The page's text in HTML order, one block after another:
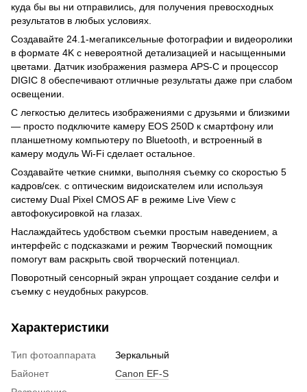
куда бы вы ни отправились, для получения превосходных
результатов в любых условиях.
Создавайте 24.1-мегапиксельные фотографии и видеоролики
в формате 4K с невероятной детализацией и насыщенными
цветами. Датчик изображения размера APS-C и процессор
DIGIC 8 обеспечивают отличные результаты даже при слабом
освещении.
С легкостью делитесь изображениями с друзьями и близкими
— просто подключите камеру EOS 250D к смартфону или
планшетному компьютеру по Bluetooth, и встроенный в
камеру модуль Wi-Fi сделает остальное.
Создавайте четкие снимки, выполняя съемку со скоростью 5
кадров/сек. с оптическим видоискателем или используя
систему Dual Pixel CMOS AF в режиме Live View с
автофокусировкой на глазах.
Наслаждайтесь удобством съемки простым наведением, а
интерфейс с подсказками и режим Творческий помощник
помогут вам раскрыть свой творческий потенциал.
Поворотный сенсорный экран упрощает создание селфи и
съемку с неудобных ракурсов.
Характеристики
Тип фотоаппарата
Зеркальный
Байонет
Canon EF-S